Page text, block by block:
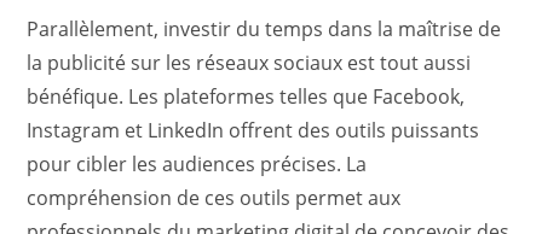
Parallèlement, investir du temps dans la maîtrise de
la publicité sur les réseaux sociaux est tout aussi
bénéfique. Les plateformes telles que Facebook,
Instagram et LinkedIn offrent des outils puissants
pour cibler les audiences précises. La
compréhension de ces outils permet aux